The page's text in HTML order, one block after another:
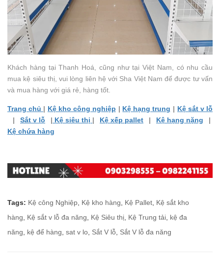
Khách hàng tại Thanh Hoá, cũng như tại Việt Nam, có nhu cầu
mua kệ siêu thị, vui lòng liên hệ với Sha Việt Nam để được tư vấn
và mua hàng với giá rẻ, hàng tốt.
Trang chủ | Kệ kho công nghiệp | Kệ hạng trung | Kệ sắt v lỗ
| Sắt v lỗ | Kệ siêu thị | Kệ xếp pallet | Kệ hạng nặng |
Kệ chứa hàng
Tags: Kệ công Nghiệp Kệ kho hàng Kệ Pallet Kệ sắt kho
hàng
Kệ sắt v lỗ đa năng Kệ Siêu thị Kệ Trung tải kệ đa
năng
kệ để hàng sat v lo Sắt V lỗ Sắt V lỗ đa năng